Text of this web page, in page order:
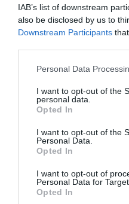
IAB’s list of downstream
also be disclosed by us to
Downstream Participants
Please note that this
not limited to your visit or
grant or deny consent to
use your data for below
consent section.
Personal Data
I want to opt-out of the
personal data.
Opted In
I want to opt-out of the
Personal Data.
Opted In
I want to opt-out of
Personal Data for
Opted In
kormányzat sem tekintette
márpedig azt, hogy egy
az is mutatja, hogyan bánik az
Szeretnék, ha szavak helyett
kormányzat elismerése a
tette hozzá.
Szűcs Tamás, a PDSZ elnöke
bizottság koordinátora
kifejezzék, támogatják a
Az MKKSZ követelése az,
szakképzettséget igénylő
bérminimum legyen az induló
minimáltarifa a felsőfokú